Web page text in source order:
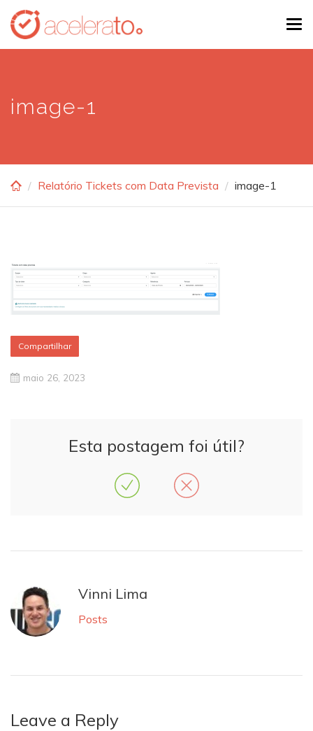
Skip
main
image-1
Relatório Tickets com Data Prevista image-1
Compartilhar
maio 26, 2023
Esta postagem foi útil?
Vinni Lima
Posts
Leave a Reply